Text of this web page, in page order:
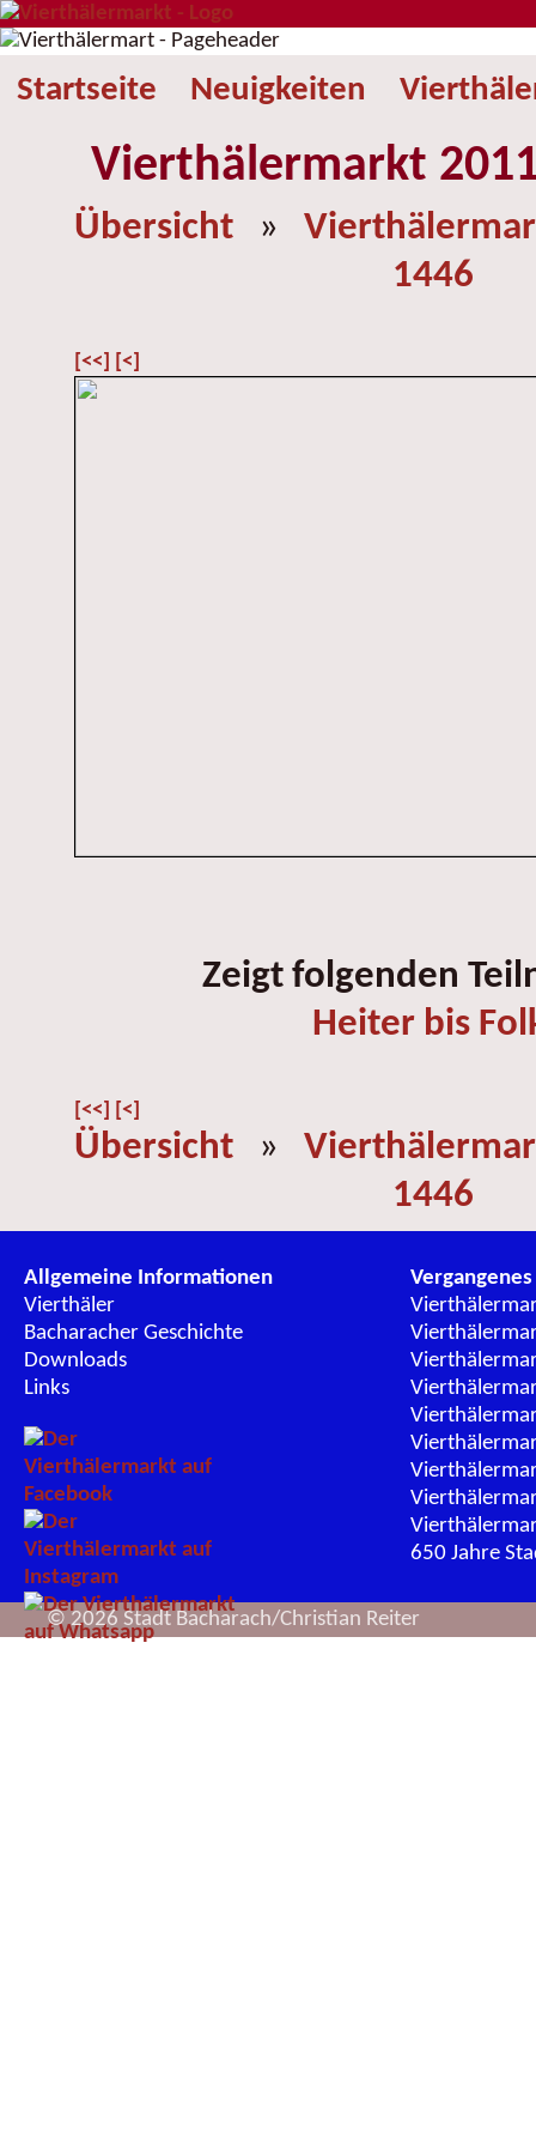
Startseite Neuigkeiten
Vierthälermarkt
Übersicht »
1446
[<<] [<]
Zeigt folgenden
Heiter bis
[<<] [<]
Übersicht »
1446
Allgemeine Informationen
Vierthäler
Bacharacher Geschichte
Downloads
Links
Vergangenes
650 Jahre
© 2026 Stadt Bacharach/Christian Reiter